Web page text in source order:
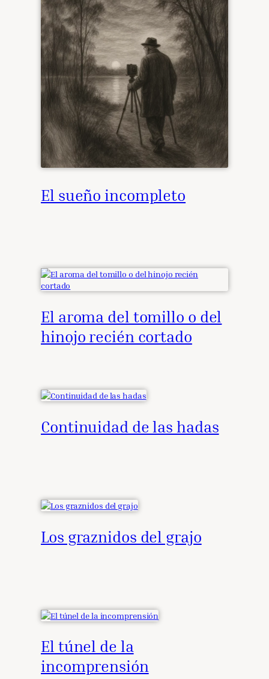
El sueño incompleto
El aroma del tomillo o del
hinojo recién cortado
Continuidad de las hadas
Los graznidos del grajo
El túnel de la
incomprensión